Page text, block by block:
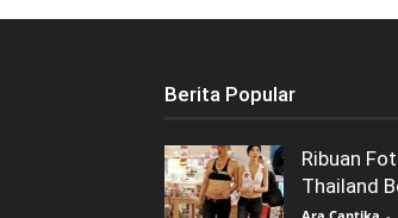
Berita Popular
Ribuan
Thailand